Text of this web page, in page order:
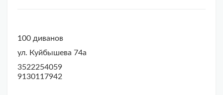
100 диванов
ул. Куйбышева 74а
3522254059
9130117942